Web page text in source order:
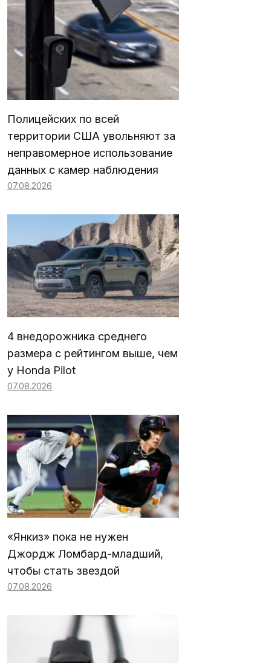
Полицейских по всей
территории США увольняют за
неправомерное использование
данных с камер наблюдения
07.08.2026
4 внедорожника среднего
размера с рейтингом выше, чем
у Honda Pilot
07.08.2026
«Янкиз» пока не нужен
Джордж Ломбард-младший,
чтобы стать звездой
07.08.2026